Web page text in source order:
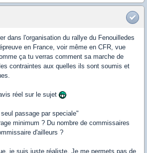
dans l'organisation du rallye du Fenouilledes
en France, voir même en CFR, vue
ça tu verras comment sa marche de
contraintes aux quelles ils sont soumis et
réel sur le sujet
passage par speciale"
minimum ? Du nombre de commissaires
d'ailleurs ?
je suis juste réaliste. Je me permets pas de